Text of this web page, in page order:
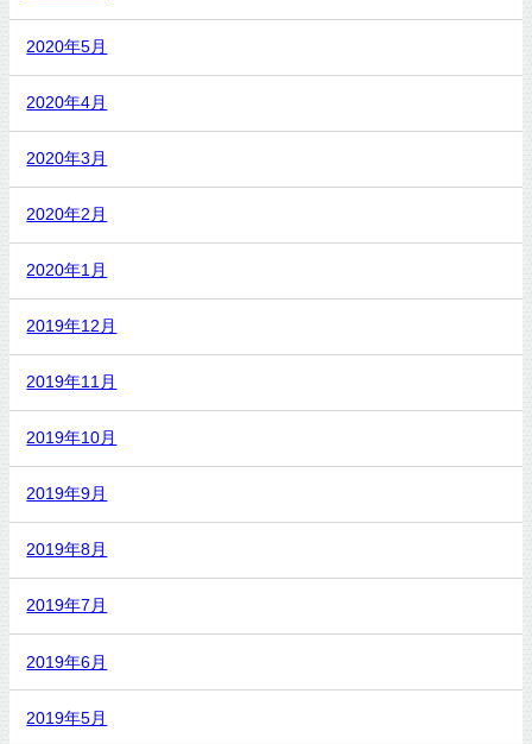
2020年5月
2020年4月
2020年3月
2020年2月
2020年1月
2019年12月
2019年11月
2019年10月
2019年9月
2019年8月
2019年7月
2019年6月
2019年5月